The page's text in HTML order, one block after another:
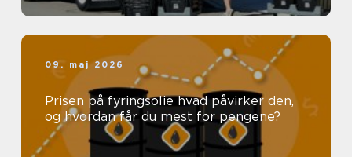
09. maj 2026
Prisen på fyringsolie hvad påvirker den,
og hvordan får du mest for pengene?